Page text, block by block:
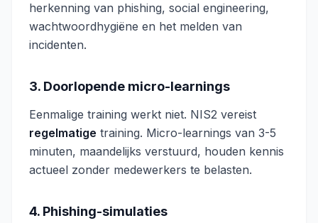
herkenning van phishing, social engineering,
wachtwoordhygiëne en het melden van
incidenten.
3. Doorlopende micro-learnings
Eenmalige training werkt niet. NIS2 vereist
regelmatige training. Micro-learnings van 3-5
minuten, maandelijks verstuurd, houden kennis
actueel zonder medewerkers te belasten.
4. Phishing-simulaties